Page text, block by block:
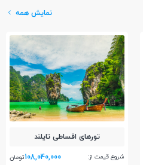
نمایش همه
تور‌های اقساطی تایلند
شروع قیمت از: 108,040,000تومان